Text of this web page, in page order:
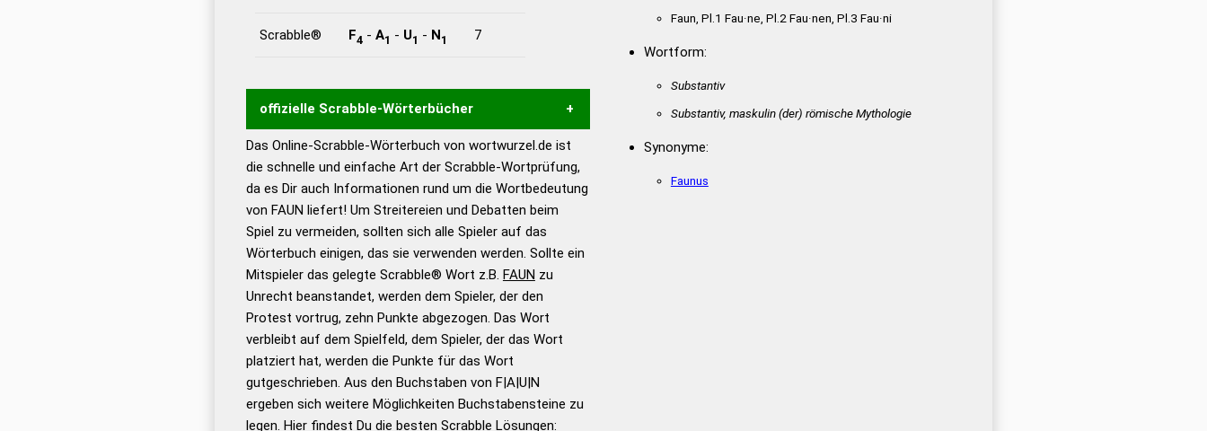
Scrabble® F4 - A1 - U1 - N1 7
offizielle Scrabble-Wörterbücher
Wortwurzel liefert mit Hilfe eines semantischen
Wortanalyse-Algorithmus gute Anhaltspunkte zu
Wortbedeutung, Worttrennung und Wortform, um die
Gültigkeit eines Wortes für das Scrabble-Spiel zu
bestimmen! zugelassene Turnier Scrabble-
Wörterbücher sind:
Duden – Standardwerk in 12
Bänden
Duden – Richtiges und gutes
Deutsch
Duden – Die deutsche Grammatik
Das Online-Scrabble-Wörterbuch von wortwurzel.de ist
die schnelle und einfache Art der Scrabble-Wortprüfung,
da es Dir auch Informationen rund um die Wortbedeutung
von FAUN liefert! Um Streitereien und Debatten beim
Spiel zu vermeiden, sollten sich alle Spieler auf das
Wörterbuch einigen, das sie verwenden werden. Sollte ein
Mitspieler das gelegte Scrabble® Wort z.B. FAUN zu
Unrecht beanstandet, werden dem Spieler, der den
Protest vortrug, zehn Punkte abgezogen. Das Wort
verbleibt auf dem Spielfeld, dem Spieler, der das Wort
platziert hat, werden die Punkte für das Wort
gutgeschrieben. Aus den Buchstaben von F|A|U|N
ergeben sich weitere Möglichkeiten Buchstabensteine zu
legen. Hier findest Du die besten Scrabble Lösungen:
Faun, Pl.1 Fau·ne, Pl.2 Fau·nen, Pl.3 Fau·ni
Wortform:
Substantiv
Substantiv, maskulin(der) römische Mythologie
Synonyme:
Faunus